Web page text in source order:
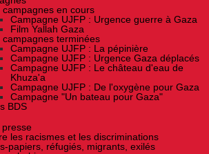
campagnes en cours
Campagne UJFP : Urgence guerre à Gaza
Film Yallah Gaza
campagnes terminées
Campagne UJFP : La pépinière
Campagne UJFP : Urgence Gaza déplacés
Campagne UJFP : Le château d'eau de
Khuza'a
Campagne UJFP : De l'oxygène pour Gaza
Campagne "Un bateau pour Gaza"
BDS
presse
les racismes et les discriminations
papiers, réfugiés, migrants, exilés